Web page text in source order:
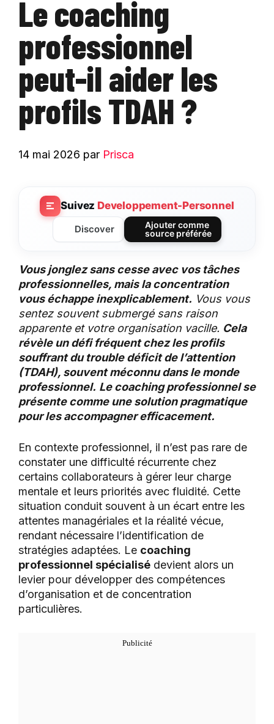
Le coaching
professionnel
peut-il aider les
profils TDAH ?
14 mai 2026 par Prisca
Suivez Developpement-Personnel
Discover
Ajouter comme
source préférée
Vous jonglez sans cesse avec vos tâches
professionnelles, mais la concentration
vous échappe inexplicablement. Vous vous
sentez souvent submergé sans raison
apparente et votre organisation vacille. Cela
révèle un défi fréquent chez les profils
souffrant du trouble déficit de l’attention
(TDAH), souvent méconnu dans le monde
professionnel. Le coaching professionnel se
présente comme une solution pragmatique
pour les accompagner efficacement.
En contexte professionnel, il n’est pas rare de
constater une difficulté récurrente chez
certains collaborateurs à gérer leur charge
mentale et leurs priorités avec fluidité. Cette
situation conduit souvent à un écart entre les
attentes managériales et la réalité vécue,
rendant nécessaire l’identification de
stratégies adaptées. Le coaching
professionnel spécialisé devient alors un
levier pour développer des compétences
d’organisation et de concentration
particulières.